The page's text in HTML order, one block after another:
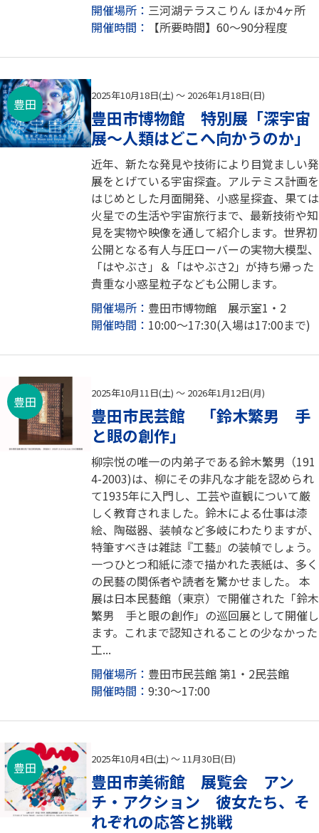
開催場所： 三河湖テラスこりん ほか4ヶ所
開催時間：
【所要時間】60～90分程度
豊田
2025年10月18日(土) ～ 2026年1月18日(日)
豊田市博物館 特別展「深宇宙
展～人類はどこへ向かうのか」
近年、新たな発見や技術により目覚ましい発
展をとげている宇宙探査。アルテミス計画を
はじめとした月面開発、小惑星探査、果ては
火星での生活や宇宙旅行まで、最新技術や知
見を実物や映像を通して紹介します。世界初
公開となる有人与圧ローバーの実物大模型、
「はやぶさ」＆「はやぶさ2」が持ち帰った
貴重な小惑星粒子なども公開します。
開催場所： 豊田市博物館 展示室1・2
開催時間： 10:00～17:30(入場は17:00まで)
豊田
2025年10月11日(土) ～ 2026年1月12日(月)
豊田市民芸館 「鈴木繁男 手
と眼の創作」
柳宗悦の唯一の内弟子である鈴木繁男（191
4-2003)は、柳にその非凡な才能を認められ
て1935年に入門し、工芸や直観について厳
しく教育されました。鈴木による仕事は漆
絵、陶磁器、装幀など多岐にわたりますが、
特筆すべきは雑誌『工藝』の装幀でしょう。
一つひとつ和紙に漆で描かれた表紙は、多く
の民藝の関係者や読者を驚かせました。 本
展は日本民藝館（東京）で開催された「鈴木
繁男 手と眼の創作」の巡回展として開催し
ます。これまで認知されることの少なかった
工...
開催場所： 豊田市民芸館 第1・2民芸館
開催時間： 9:30～17:00
豊田
2025年10月4日(土) ～ 11月30日(日)
豊田市美術館 展覧会 アン
チ・アクション 彼女たち、そ
れぞれの応答と挑戦